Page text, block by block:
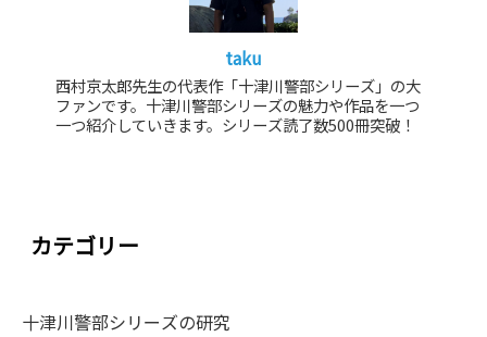
taku
西村京太郎先生の代表作「十津川警部シリーズ」の大
ファンです。十津川警部シリーズの魅力や作品を一つ
一つ紹介していきます。シリーズ読了数500冊突破！
カテゴリー
十津川警部シリーズの研究